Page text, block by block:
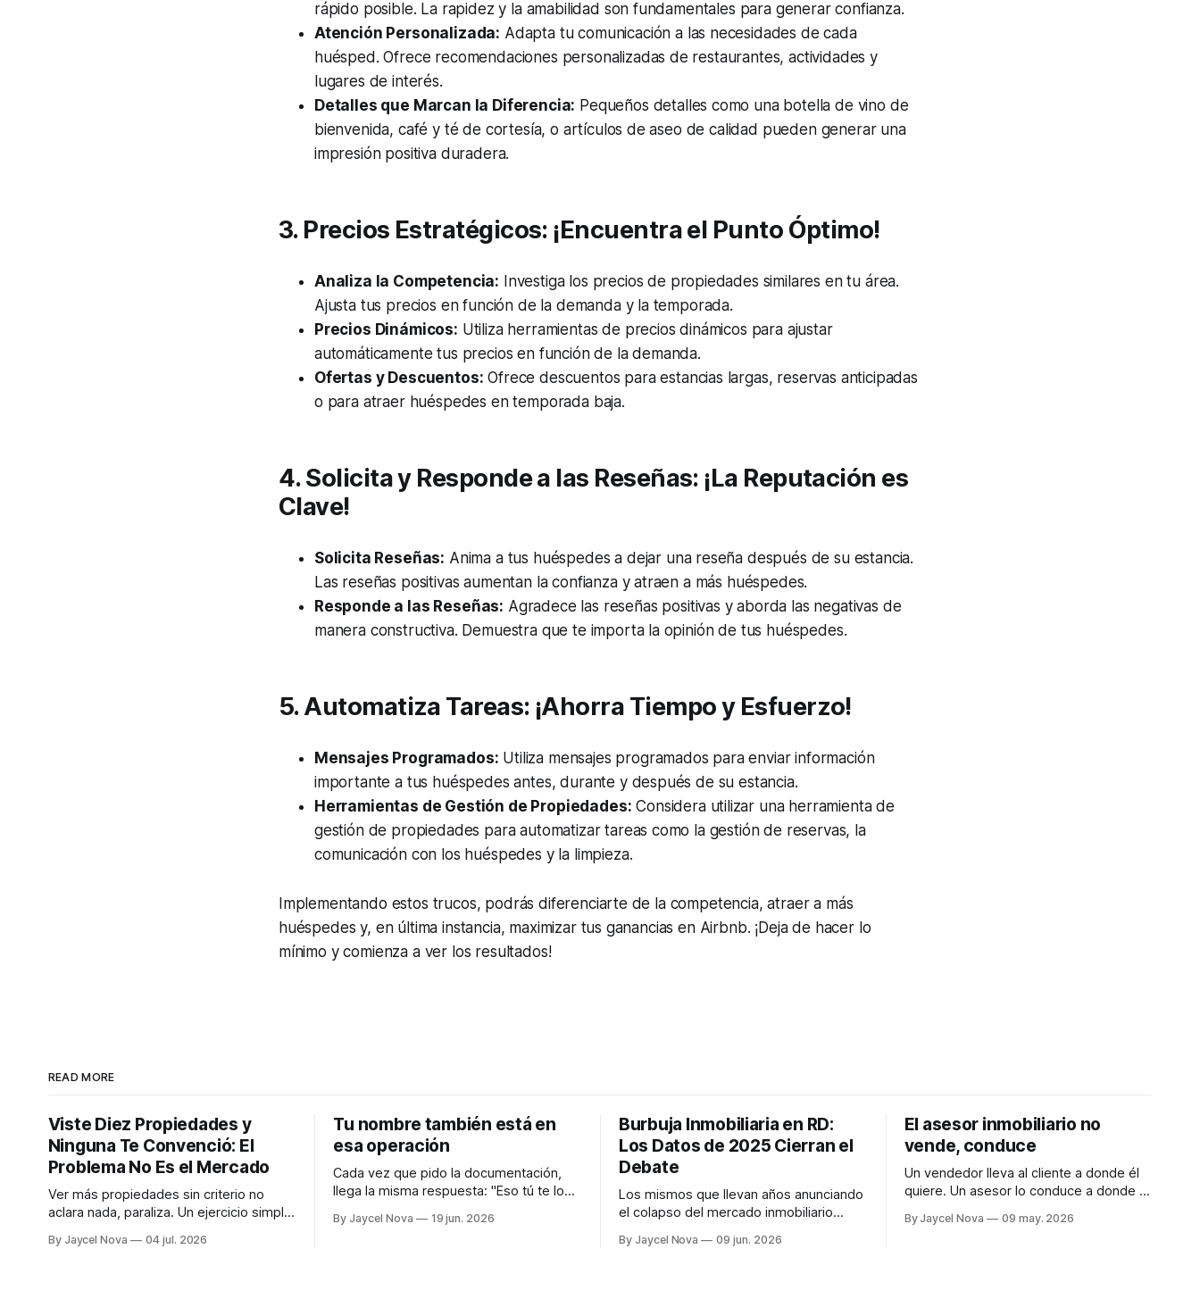
rápido posible. La rapidez y la amabilidad son fundamentales para generar confianza.
Atención Personalizada: Adapta tu comunicación a las necesidades de cada
huésped. Ofrece recomendaciones personalizadas de restaurantes, actividades y
lugares de interés.
Detalles que Marcan la Diferencia: Pequeños detalles como una botella de vino de
bienvenida, café y té de cortesía, o artículos de aseo de calidad pueden generar una
impresión positiva duradera.
3. Precios Estratégicos: ¡Encuentra el Punto Óptimo!
Analiza la Competencia: Investiga los precios de propiedades similares en tu área.
Ajusta tus precios en función de la demanda y la temporada.
Precios Dinámicos: Utiliza herramientas de precios dinámicos para ajustar
automáticamente tus precios en función de la demanda.
Ofertas y Descuentos: Ofrece descuentos para estancias largas, reservas anticipadas
o para atraer huéspedes en temporada baja.
4. Solicita y Responde a las Reseñas: ¡La Reputación es
Clave!
Solicita Reseñas: Anima a tus huéspedes a dejar una reseña después de su estancia.
Las reseñas positivas aumentan la confianza y atraen a más huéspedes.
Responde a las Reseñas: Agradece las reseñas positivas y aborda las negativas de
manera constructiva. Demuestra que te importa la opinión de tus huéspedes.
5. Automatiza Tareas: ¡Ahorra Tiempo y Esfuerzo!
Mensajes Programados: Utiliza mensajes programados para enviar información
importante a tus huéspedes antes, durante y después de su estancia.
Herramientas de Gestión de Propiedades: Considera utilizar una herramienta de
gestión de propiedades para automatizar tareas como la gestión de reservas, la
comunicación con los huéspedes y la limpieza.
Implementando estos trucos, podrás diferenciarte de la competencia, atraer a más
huéspedes y, en última instancia, maximizar tus ganancias en Airbnb. ¡Deja de hacer lo
mínimo y comienza a ver los resultados!
READ MORE
Viste Diez Propiedades y
Ninguna Te Convenció: El
Problema No Es el Mercado
Ver más propiedades sin criterio no
aclara nada, paraliza. Un ejercicio simple
o que todavía no sabes qué buscas.
By Jaycel Nova 04 jul. 2026
Tu nombre también está en
esa operación
Cada vez que pido la documentación,
llega la misma respuesta: "Eso tú te lo
Soy uno de los pocos que te explica por
By Jaycel Nova 19 jun. 2026
Burbuja Inmobiliaria en RD:
Los Datos de 2025 Cierran el
Debate
Los mismos que llevan años anunciando
el colapso del mercado inmobiliario
los datos de 2025 no los acompañan.
By Jaycel Nova 09 jun. 2026
El asesor inmobiliario no
vende, conduce
Un vendedor lleva al cliente a donde él
quiere. Un asesor lo conduce a donde el
cambia todo.
By Jaycel Nova 09 may. 2026